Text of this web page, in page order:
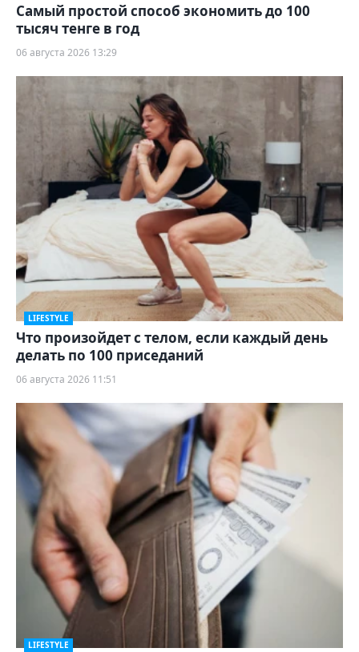
Самый простой способ экономить до 100
тысяч тенге в год
06 августа 2026 13:29
LIFESTYLE
Что произойдет с телом, если каждый день
делать по 100 приседаний
06 августа 2026 11:51
LIFESTYLE